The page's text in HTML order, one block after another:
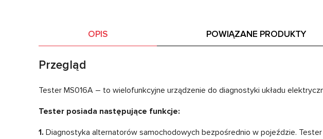
OPIS POWIĄZANE PRODUKTY
Przegląd
Tester MS016A – to wielofunkcyjne urządzenie do diagnostyki układu
Tester posiada następujące funkcje:
1. Diagnostyka alternatorów samochodowych bezpośrednio w pojeździe.